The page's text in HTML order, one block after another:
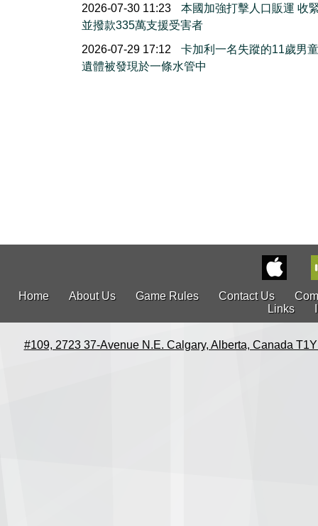
2026-07-30 11:23
本國加強打擊人口販運 收
並撥款335萬支援受害者
2026-07-29 17:12
卡加利一名失蹤的11歲男
遺體被發現於一條水管中
Home About Us Game Rules Contact Us
Links
#109, 2723 37-Avenue N.E. Calgary, Alberta, Canada